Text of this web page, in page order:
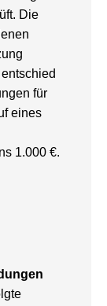
Die
für
eines
1.000 €.